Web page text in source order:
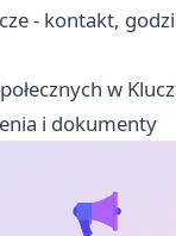
- kontakt,
w
i dokumenty